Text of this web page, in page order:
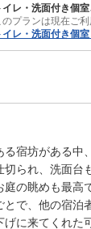
イレ・洗面付き個
のプランは現在ご
イレ・洗面付き個
る宿坊がある中
られ、洗面台
の眺めも最高
で、他の宿泊
に来てくれた